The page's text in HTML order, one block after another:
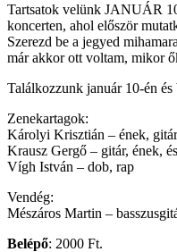
Tartsatok velünk JANUÁR
koncerten, ahol először
Szerezd be a jegyed
már akkor ott voltam, mikor
Találkozzunk január 10-én
Zenekartagok:
Károlyi Krisztián – ének,
Krausz Gergő – gitár, ének,
Vígh István – dob, rap
Vendég:
Mészáros Martin –
Belépő: 2000 Ft.